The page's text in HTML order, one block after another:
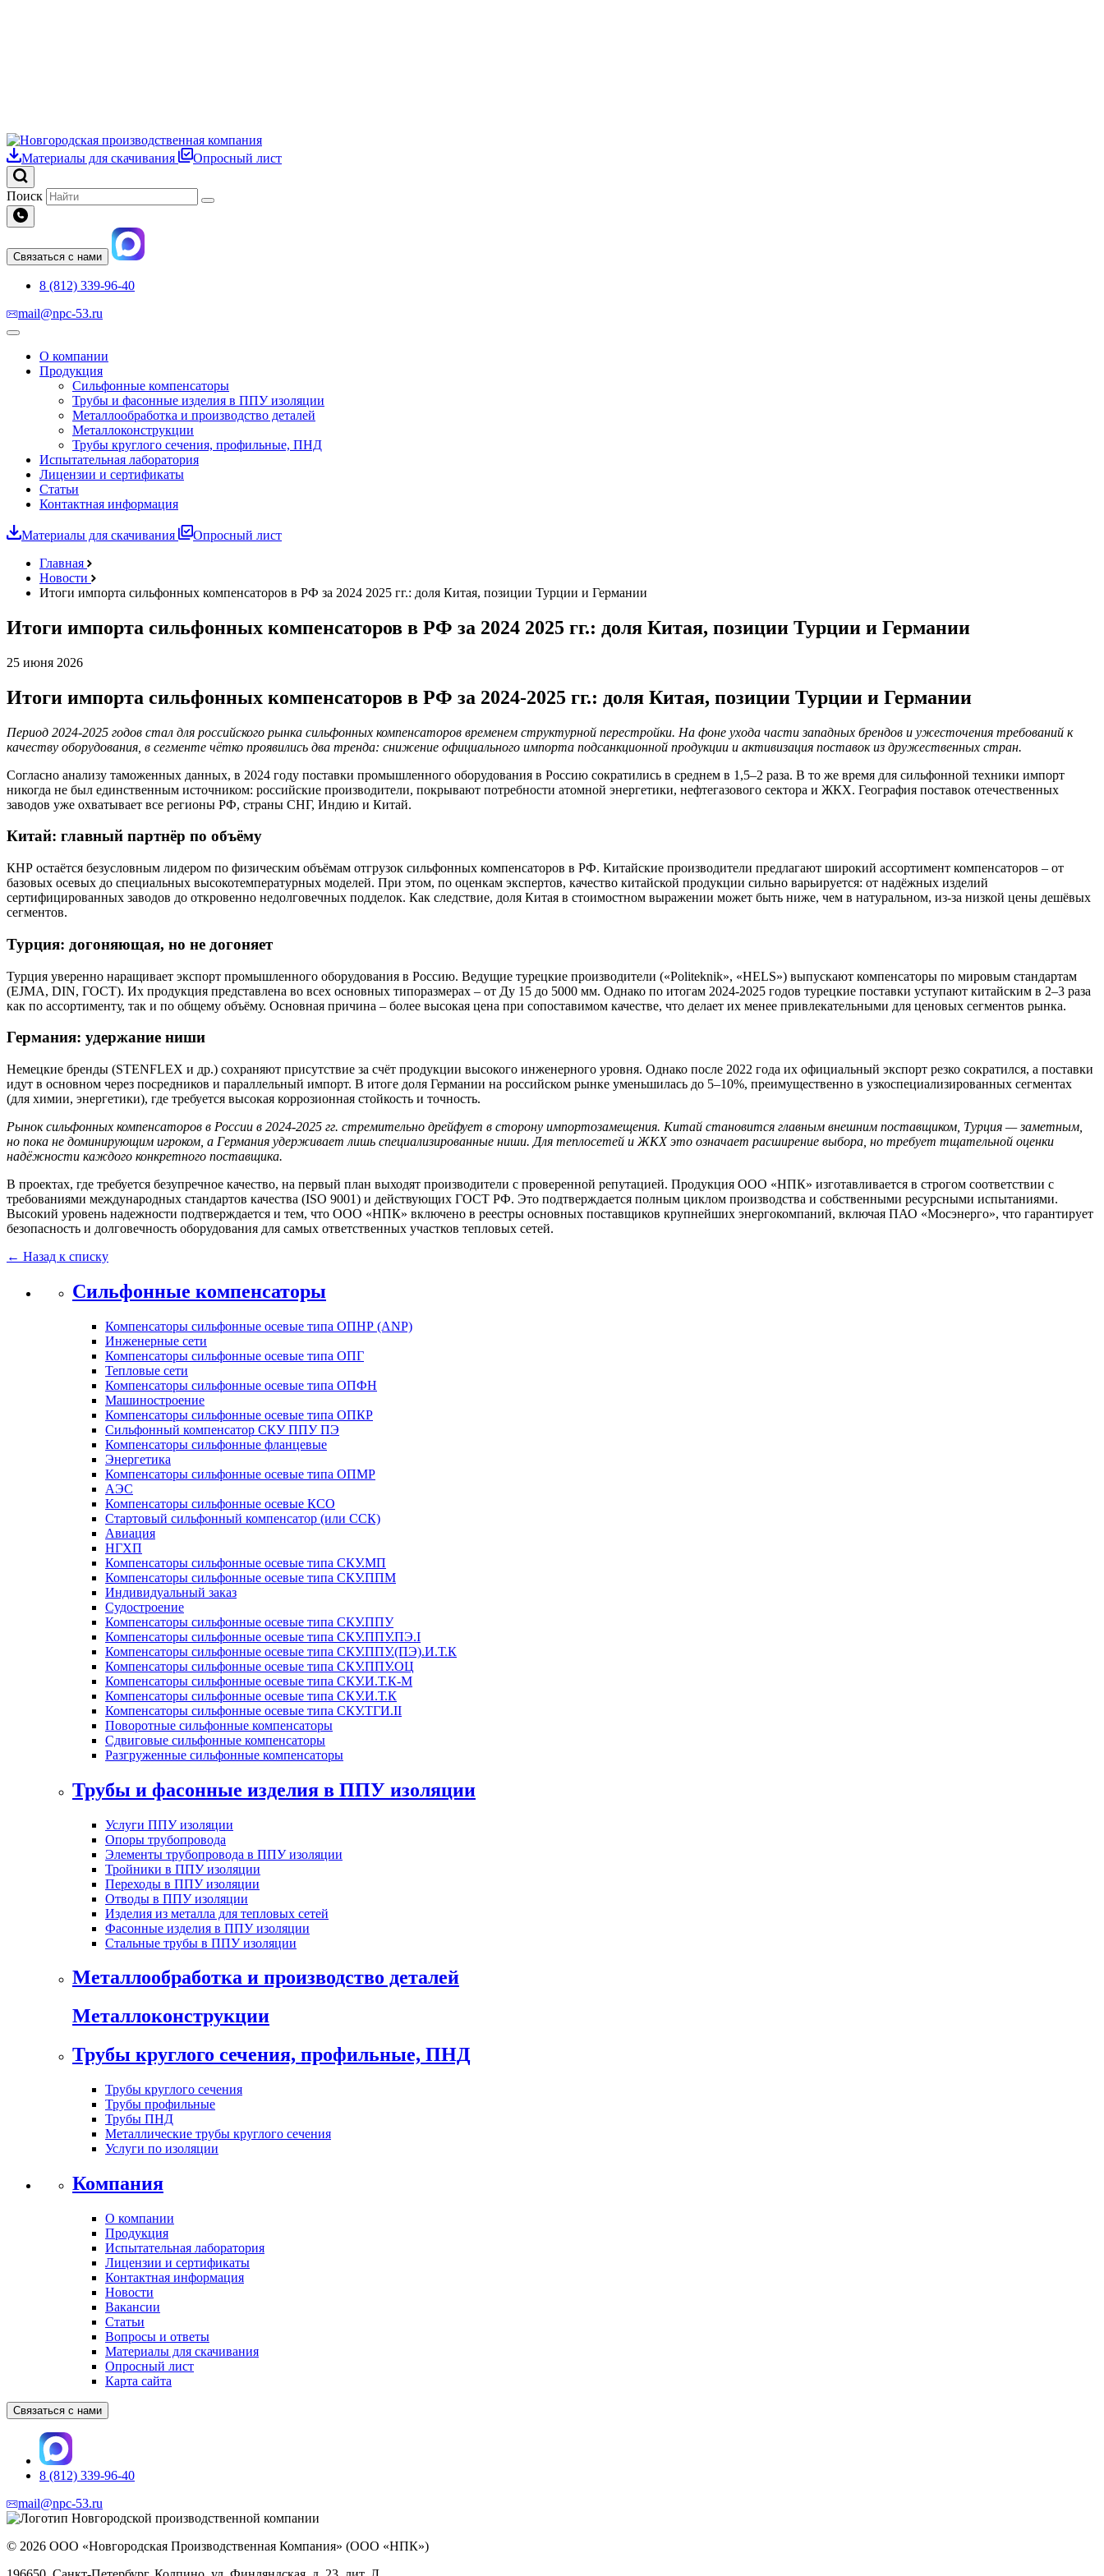
Материалы для скачивания Опросный лист
Поиск
Связаться с нами
8 (812) 339-96-40
mail@npc-53.ru
О компании
Продукция
Сильфонные компенсаторы
Трубы и фасонные изделия в ППУ изоляции
Металлообработка и производство деталей
Металлоконструкции
Трубы круглого сечения, профильные, ПНД
Испытательная лаборатория
Лицензии и сертификаты
Статьи
Контактная информация
Материалы для скачивания
Опросный лист
Главная
Новости
Итоги импорта сильфонных компенсаторов в РФ за 2024 2025 гг.: доля Китая, позиции Турции и Германии
Итоги импорта сильфонных компенсаторов в РФ за 2024 2025 гг.: доля Китая, позиции Турции и Германии
25 июня 2026
Итоги импорта сильфонных компенсаторов в РФ за 2024‑2025 гг.: доля Китая, позиции Турции и Германии
Период 2024‑2025 годов стал для российского рынка сильфонных компенсаторов временем структурной перестройки. На фоне ухода части западных брендов и ужесточения требований к
качеству оборудования, в сегменте чётко проявились два тренда: снижение официального импорта подсанкционной продукции и активизация поставок из дружественных стран.
Согласно анализу таможенных данных, в 2024 году поставки промышленного оборудования в Россию сократились в среднем в 1,5–2 раза. В то же время для сильфонной техники импорт
никогда не был единственным источником: российские производители, покрывают потребности атомной энергетики, нефтегазового сектора и ЖКХ. География поставок отечественных
заводов уже охватывает все регионы РФ, страны СНГ, Индию и Китай.
Китай: главный партнёр по объёму
КНР остаётся безусловным лидером по физическим объёмам отгрузок сильфонных компенсаторов в РФ. Китайские производители предлагают широкий ассортимент компенсаторов – от
базовых осевых до специальных высокотемпературных моделей. При этом, по оценкам экспертов, качество китайской продукции сильно варьируется: от надёжных изделий
сертифицированных заводов до откровенно недолговечных подделок. Как следствие, доля Китая в стоимостном выражении может быть ниже, чем в натуральном, из‑за низкой цены дешёвых
сегментов.
Турция: догоняющая, но не догоняет
Турция уверенно наращивает экспорт промышленного оборудования в Россию. Ведущие турецкие производители («Politeknik», «HELS») выпускают компенсаторы по мировым стандартам
(EJMA, DIN, ГОСТ). Их продукция представлена во всех основных типоразмерах – от Ду 15 до 5000 мм. Однако по итогам 2024‑2025 годов турецкие поставки уступают китайским в 2–3 раза
как по ассортименту, так и по общему объёму. Основная причина – более высокая цена при сопоставимом качестве, что делает их менее привлекательными для ценовых сегментов рынка.
Германия: удержание ниши
Немецкие бренды (STENFLEX и др.) сохраняют присутствие за счёт продукции высокого инженерного уровня. Однако после 2022 года их официальный экспорт резко сократился, а поставки
идут в основном через посредников и параллельный импорт. В итоге доля Германии на российском рынке уменьшилась до 5–10%, преимущественно в узкоспециализированных сегментах
(для химии, энергетики), где требуется высокая коррозионная стойкость и точность.
Рынок сильфонных компенсаторов в России в 2024‑2025 гг. стремительно дрейфует в сторону импортозамещения. Китай становится главным внешним поставщиком, Турция — заметным,
но пока не доминирующим игроком, а Германия удерживает лишь специализированные ниши. Для теплосетей и ЖКХ это означает расширение выбора, но требует тщательной оценки
надёжности каждого конкретного поставщика.
В проектах, где требуется безупречное качество, на первый план выходят производители с проверенной репутацией. Продукция ООО «НПК» изготавливается в строгом соответствии с
требованиями международных стандартов качества (ISO 9001) и действующих ГОСТ РФ. Это подтверждается полным циклом производства и собственными ресурсными испытаниями.
Высокий уровень надежности подтверждается и тем, что ООО «НПК» включено в реестры основных поставщиков крупнейших энергокомпаний, включая ПАО «Мосэнерго», что гарантирует
безопасность и долговечность оборудования для самых ответственных участков тепловых сетей.
← Назад к списку
Сильфонные компенсаторы
Компенсаторы сильфонные осевые типа ОПНР (ANР)
Инженерные сети
Компенсаторы сильфонные осевые типа ОПГ
Тепловые сети
Компенсаторы сильфонные осевые типа ОПФН
Машиностроение
Компенсаторы сильфонные осевые типа ОПКР
Сильфонный компенсатор СКУ ППУ ПЭ
Компенсаторы сильфонные фланцевые
Энергетика
Компенсаторы сильфонные осевые типа ОПМР
АЭС
Компенсаторы сильфонные осевые КСО
Стартовый сильфонный компенсатор (или ССК)
Авиация
НГХП
Компенсаторы сильфонные осевые типа СКУ.МП
Компенсаторы сильфонные осевые типа СКУ.ППМ
Индивидуальный заказ
Судостроение
Компенсаторы сильфонные осевые типа СКУ.ППУ
Компенсаторы сильфонные осевые типа СКУ.ППУ.ПЭ.I
Компенсаторы сильфонные осевые типа СКУ.ППУ.(ПЭ).И.Т.К
Компенсаторы сильфонные осевые типа СКУ.ППУ.ОЦ
Компенсаторы сильфонные осевые типа СКУ.И.Т.К-М
Компенсаторы сильфонные осевые типа СКУ.И.Т.К
Компенсаторы сильфонные осевые типа СКУ.ТГИ.II
Поворотные сильфонные компенсаторы
Сдвиговые сильфонные компенсаторы
Разгруженные сильфонные компенсаторы
Трубы и фасонные изделия в ППУ изоляции
Услуги ППУ изоляции
Опоры трубопровода
Элементы трубопровода в ППУ изоляции
Тройники в ППУ изоляции
Переходы в ППУ изоляции
Отводы в ППУ изоляции
Изделия из металла для тепловых сетей
Фасонные изделия в ППУ изоляции
Стальные трубы в ППУ изоляции
Металлообработка и производство деталей
Металлоконструкции
Трубы круглого сечения, профильные, ПНД
Трубы круглого сечения
Трубы профильные
Трубы ПНД
Металлические трубы круглого сечения
Услуги по изоляции
Компания
О компании
Продукция
Испытательная лаборатория
Лицензии и сертификаты
Контактная информация
Новости
Вакансии
Статьи
Вопросы и ответы
Материалы для скачивания
Опросный лист
Карта сайта
Связаться с нами
8 (812) 339-96-40
mail@npc-53.ru
© 2026 ООО «Новгородская Производственная Компания» (ООО «НПК»)